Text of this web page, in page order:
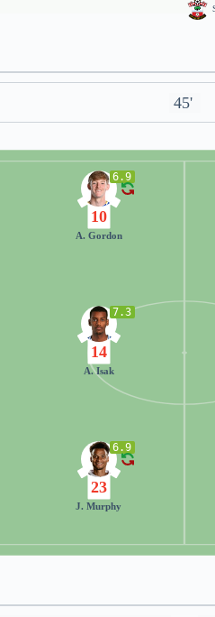
45'
6.9
10
A. Gordon
7.3
14
A. Isak
6.9
23
J. Murphy